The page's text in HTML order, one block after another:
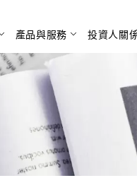
產品與服務 投資人關